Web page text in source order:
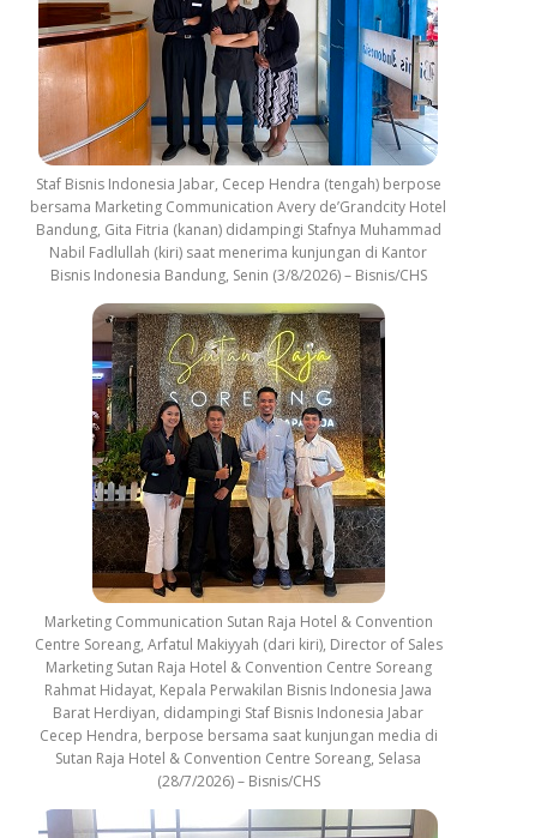
Staf Bisnis Indonesia Jabar, Cecep Hendra (tengah) berpose
bersama Marketing Communication Avery de’Grandcity Hotel
Bandung, Gita Fitria (kanan) didampingi Stafnya Muhammad
Nabil Fadlullah (kiri) saat menerima kunjungan di Kantor
Bisnis Indonesia Bandung, Senin (3/8/2026) – Bisnis/CHS
Marketing Communication Sutan Raja Hotel & Convention
Centre Soreang, Arfatul Makiyyah (dari kiri), Director of Sales
Marketing Sutan Raja Hotel & Convention Centre Soreang
Rahmat Hidayat, Kepala Perwakilan Bisnis Indonesia Jawa
Barat Herdiyan, didampingi Staf Bisnis Indonesia Jabar
Cecep Hendra, berpose bersama saat kunjungan media di
Sutan Raja Hotel & Convention Centre Soreang, Selasa
(28/7/2026) – Bisnis/CHS